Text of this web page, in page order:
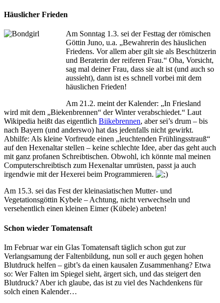
Häuslicher Frieden
Am Sonntag 1.3. sei der Festtag der römischen
Göttin Juno, u.a. „Bewahrerin des häuslichen
Friedens. Vor allem aber gilt sie als Beschützerin
und Beraterin der reiferen Frau.“ Oha, Vorsicht,
sag mal deiner Frau, dass sie alt ist (und auch so
aussieht), dann ist es schnell vorbei mit dem
häuslichen Frieden!
Am 21.2. meint der Kalender: „In Friesland
wird mit dem „Biekenbrennen“ der Winter verabschiedet.“ Laut
Wikipedia heißt das eigentlich Biikebrennen, aber sei’s drum – bis
nach Bayern (und anderswo) hat das jedenfalls nicht gewirkt.
Abhilfe: Als kleine Vorfreude einen „leuchtenden Frühlingsstrauß“
auf den Hexenaltar stellen – keine schlechte Idee, aber das geht auch
mit ganz profanen Schreibtischen. Obwohl, ich könnte mal meinen
Computerschreibtisch zum Hexenaltar umrüsten, passt ja auch
irgendwie mit der Hexerei beim Programmieren.
Am 15.3. sei das Fest der kleinasiatischen Mutter- und
Vegetationsgöttin Kybele – Achtung, nicht verwechseln und
versehentlich einen kleinen Eimer (Kübele) anbeten!
Schon wieder Tomatensaft
Im Februar war ein Glas Tomatensaft täglich schon gut zur
Verlangsamung der Faltenbildung, nun soll er auch gegen hohen
Blutdruck helfen – gibt’s da einen kausalen Zusammenhang? Etwa
so: Wer Falten im Spiegel sieht, ärgert sich, und das steigert den
Blutdruck? Aber ich glaube, das ist zu viel des Nachdenkens für
solch einen Kalender…